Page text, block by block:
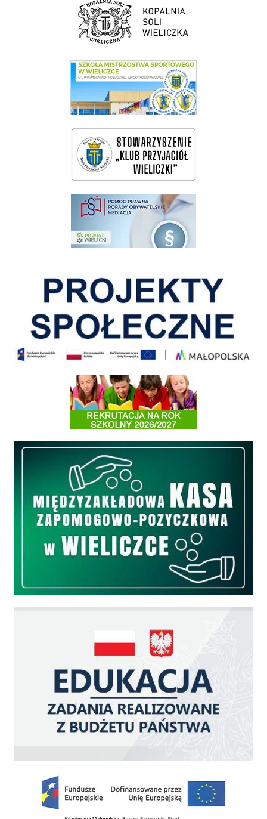
link do SMS Wieliczka
wieliczka-wieliczanie na bis
pomoc prawna wieliczka
Informacja o terminach rekrutacji na rok szkolny 2026/2027
Międzyzakładowa Kasa Zapomogowo - Pożyczkowa
Zakup fabrycznie nowego, średniego samochodu ratowniczo-gaśniczego z